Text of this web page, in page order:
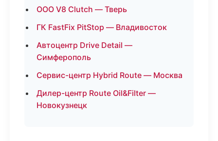
ООО V8 Clutch — Тверь
ГК FastFix PitStop — Владивосток
Автоцентр Drive Detail —
Симферополь
Сервис-центр Hybrid Route — Москва
Дилер-центр Route Oil&Filter —
Новокузнецк